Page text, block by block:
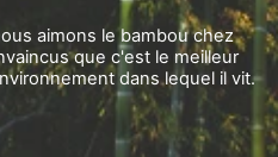
aimons le bambou chez
que c'est le meilleur
dans lequel il vit.